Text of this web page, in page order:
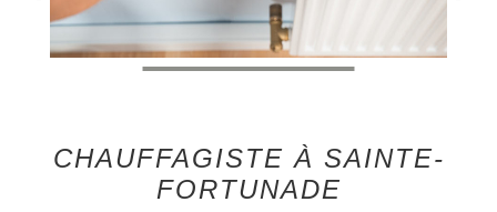
CHAUFFAGISTE À SAINTE-
FORTUNADE